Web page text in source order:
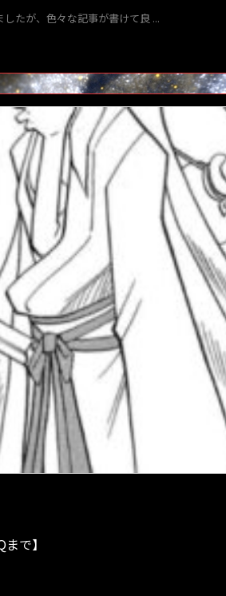
たが、色々な記事が書けて良 ...
で】